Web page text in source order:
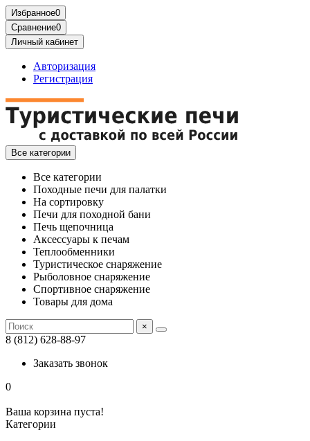
Избранное0
Сравнение0
Личный кабинет
Авторизация
Регистрация
Все категории
Все категории
Походные печи для палатки
На сортировку
Печи для походной бани
Печь щепочница
Аксессуары к печам
Теплообменники
Туристическое снаряжение
Рыболовное снаряжение
Спортивное снаряжение
Товары для дома
×
8 (812) 628-88-97
Заказать звонок
0
Ваша корзина пуста!
Категории